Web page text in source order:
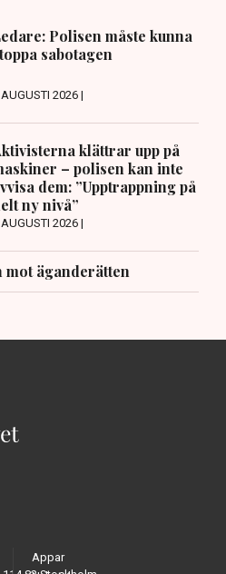
Polisen måste kunna
sabotagen
2026 |
klättrar upp på
– polisen kan inte
dem: ”Upptrappning på
ny nivå”
2026 |
mot äganderätten
Appar